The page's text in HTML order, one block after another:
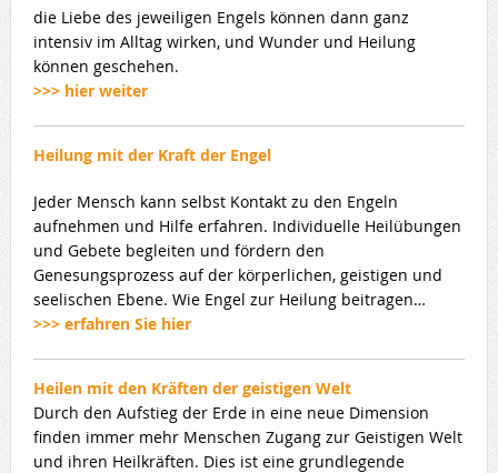
die Liebe des jeweiligen Engels können dann ganz
intensiv im Alltag wirken, und Wunder und Heilung
können geschehen.
>>> hier weiter
Heilung mit der Kraft der Engel
Jeder Mensch kann selbst Kontakt zu den Engeln
aufnehmen und Hilfe erfahren. Individuelle Heilübungen
und Gebete begleiten und fördern den
Genesungsprozess auf der körperlichen, geistigen und
seelischen Ebene. Wie Engel zur Heilung beitragen…
>>> erfahren Sie hier
Heilen mit den Kräften der geistigen Welt
Durch den Aufstieg der Erde in eine neue Dimension
finden immer mehr Menschen Zugang zur Geistigen Welt
und ihren Heilkräften. Dies ist eine grundlegende